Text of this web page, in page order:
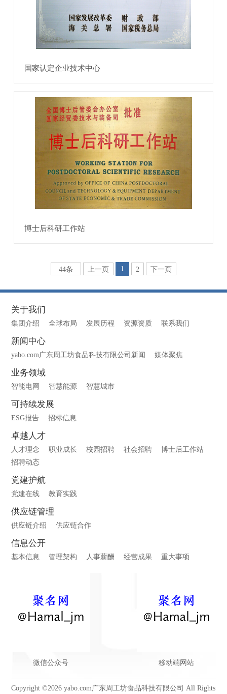
国家认定企业技术中心
博士后科研工作站
44条 上一页 1 2 下一页
关于我们
集团介绍 全球布局 发展历程 资源资质 联系我们
新闻中心
yabo.com广东周工坊食品科技有限公司新闻 媒体聚焦
业务领域
智能电网 智慧能源 智慧城市
可持续发展
ESG报告 招标信息
卓越人才
人才理念 职业成长 校园招聘 社会招聘
博士后工作站
招聘动态
党建护航
党建在线 教育实践
供应链管理
供应链介绍 供应链合作
信息公开
基本信息 管理架构 人事薪酬 经营成果 重大事项
微信公众号 移动端网站
Copyright ©2026 yabo.com广东周工坊食品科技有限公司 All Rights